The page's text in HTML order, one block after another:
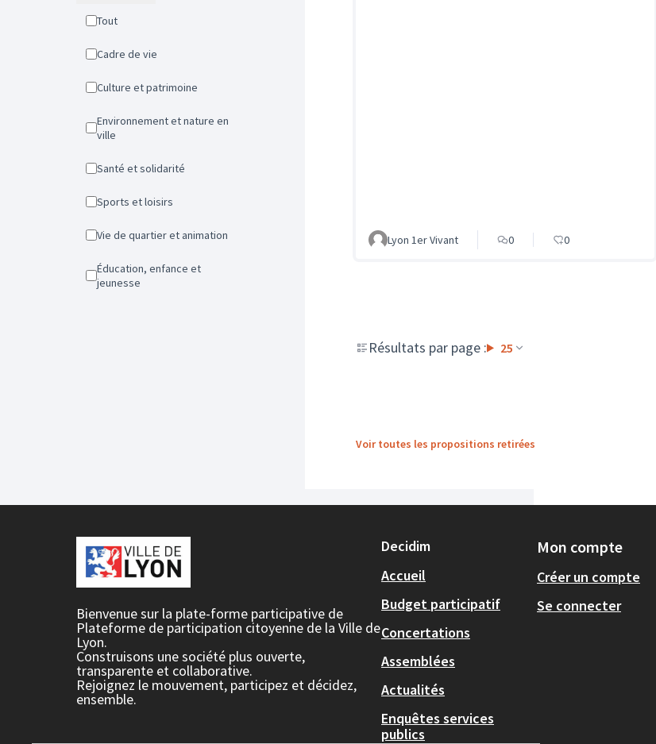
Tout
Cadre de vie
Culture et patrimoine
Environnement et nature en
ville
Santé et solidarité
Sports et loisirs
Vie de quartier et animation
Éducation, enfance et
jeunesse
Lyon 1er Vivant 0 0
Résultats par page : 25
Voir toutes les propositions retirées
Bienvenue sur la plate-forme participative de
Plateforme de participation citoyenne de la Ville de
Lyon.
Construisons une société plus ouverte,
transparente et collaborative.
Rejoignez le mouvement, participez et décidez,
ensemble.
Decidim
Accueil
Budget participatif
Concertations
Assemblées
Actualités
Enquêtes services
publics
Mon compte
Créer un compte
Se connecter